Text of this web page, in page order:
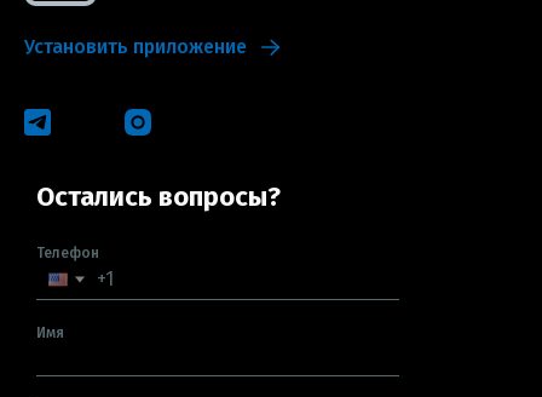
Установить приложение
Остались вопросы?
Телефон
Имя